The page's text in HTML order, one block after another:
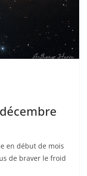
en début de mois
de braver le froid